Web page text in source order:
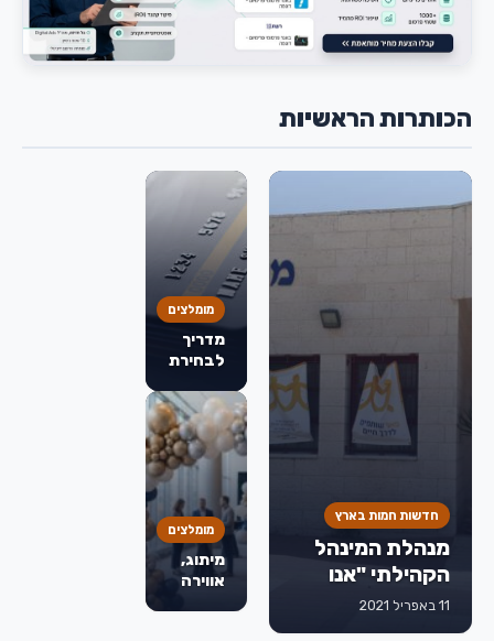
הכותרות הראשיות
חדשות חמות בארץ
מנהלת המינהל
הקהילתי "אנו
מודים לחברת
דואר ישראל
11 באפריל 2021
מומלצים
מדריך
לבחירת
אשראי:
מה
באמת
חשוב
לפני
שמחליטים
מומלצים
מיתוג,
אווירה